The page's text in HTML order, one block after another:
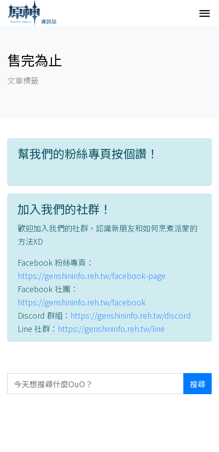
售完為止
文章標籤
幫我們的粉絲專頁按個讚！
加入我們的社群！
歡迎加入我們的社群，認識新朋友和如何烹煮派蒙的
方法XD
Facebook 粉絲專頁：
https://genshininfo.reh.tw/facebook-page
Facebook 社團：
https://genshininfo.reh.tw/facebook
Discord 群組： https://genshininfo.reh.tw/discord
Line 社群： https://genshininfo.reh.tw/line
搜尋